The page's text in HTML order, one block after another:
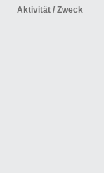
Aktivität / Zweck